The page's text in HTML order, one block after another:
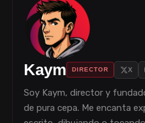
Kaym DIRECTOR X
Soy Kaym, director y
de pura cepa. Me encanta